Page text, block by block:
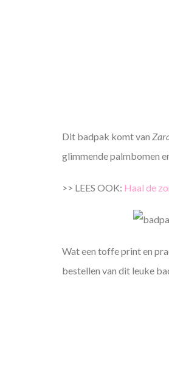
Dit badpak komt van
glimmende palmbomen
>> LEES OOK: Haal de
Wat een toffe print en
bestellen van dit leuke